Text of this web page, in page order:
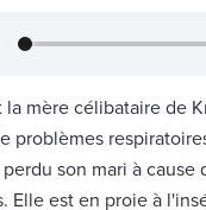
la mère célibataire de
problèmes
son mari à cause
Elle est en proie à